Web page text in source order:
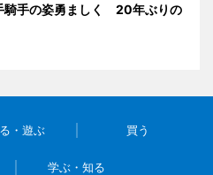
騎手の姿勇ましく 20年ぶりの
・遊ぶ 買う
学ぶ・知る